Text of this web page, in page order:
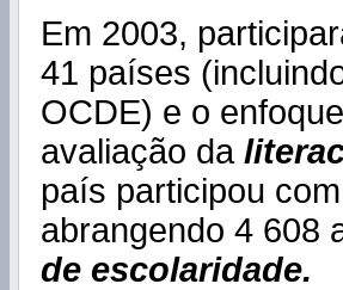
Em 2003,
41 países
OCDE) e o
avaliação da
país participou
abrangendo 4 608
de escolaridade.